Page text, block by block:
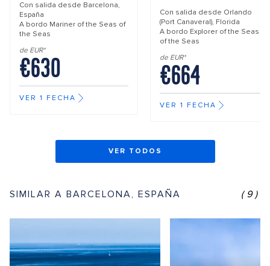
Con salida desde Barcelona,
España
A bordo Mariner of the Seas of
the Seas
de EUR*
€630
VER 1 FECHA
Con salida desde Orlando
(Port Canaveral), Florida
A bordo Explorer of the Seas
of the Seas
de EUR*
€664
VER 1 FECHA
VER TODOS
SIMILAR A BARCELONA, ESPAÑA (9)